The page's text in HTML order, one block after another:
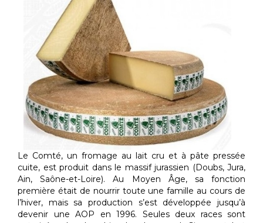
Le Comté, un fromage au lait cru et à pâte pressée
cuite, est produit dans le massif jurassien (Doubs, Jura,
Ain, Saône-et-Loire). Au Moyen Âge, sa fonction
première était de nourrir toute une famille au cours de
l’hiver, mais sa production s’est développée jusqu’à
devenir une AOP en 1996. Seules deux races sont